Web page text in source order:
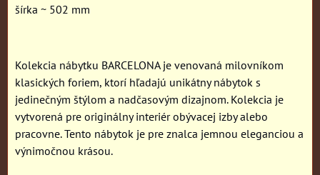
šírka ~ 502 mm
Kolekcia nábytku BARCELONA je venovaná milovníkom
klasických foriem, ktorí hľadajú unikátny nábytok s
jedinečným štýlom a nadčasovým dizajnom. Kolekcia je
vytvorená pre originálny interiér obývacej izby alebo
pracovne. Tento nábytok je pre znalca jemnou eleganciou a
výnimočnou krásou.